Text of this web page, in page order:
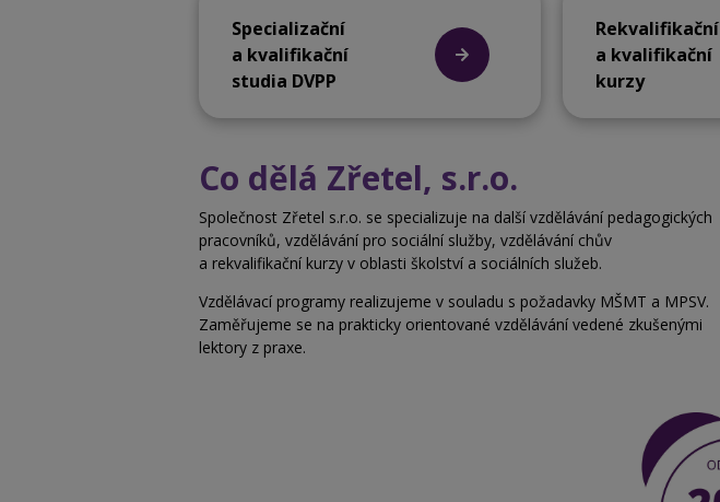
Specializační
a kvalifikační
studia DVPP
Rekvalifikační
a kvalifikační
kurzy
Co dělá Zřetel, s.r.o.
Společnost Zřetel s.r.o. se specializuje na další vzdělávání pedagogických
pracovníků, vzdělávání pro sociální služby, vzdělávání chův
a rekvalifikační kurzy v oblasti školství a sociálních služeb.
Vzdělávací programy realizujeme v souladu s požadavky MŠMT a MPSV.
Zaměřujeme se na prakticky orientované vzdělávání vedené zkušenými
lektory z praxe.